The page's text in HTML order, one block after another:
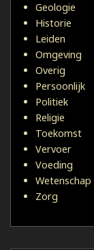
Geologie
Historie
Leiden
Omgeving
Overig
Persoonlijk
Politiek
Religie
Toekomst
Vervoer
Voeding
Wetenschap
Zorg